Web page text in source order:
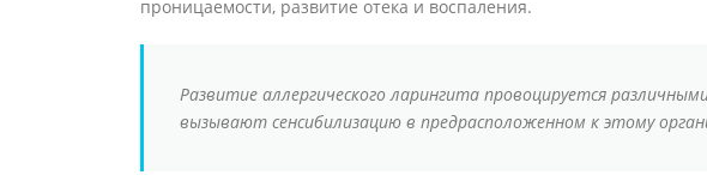
проницаемости, развитие отека и воспаления.
Развитие аллергического ларингита провоцируется
вызывают сенсибилизацию в предрасположенном к этому